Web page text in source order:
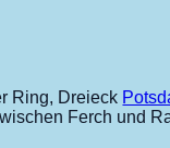
Ring, Dreieck
Ferch und